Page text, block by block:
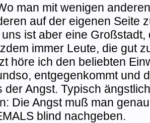
man mit wenigen
auf der eigenen Seite
uns ist aber eine
immer Leute, die gut
höre ich den beliebten
entgegenkommt und
der Angst. Typisch
Die Angst muß man
blind nachgeben.